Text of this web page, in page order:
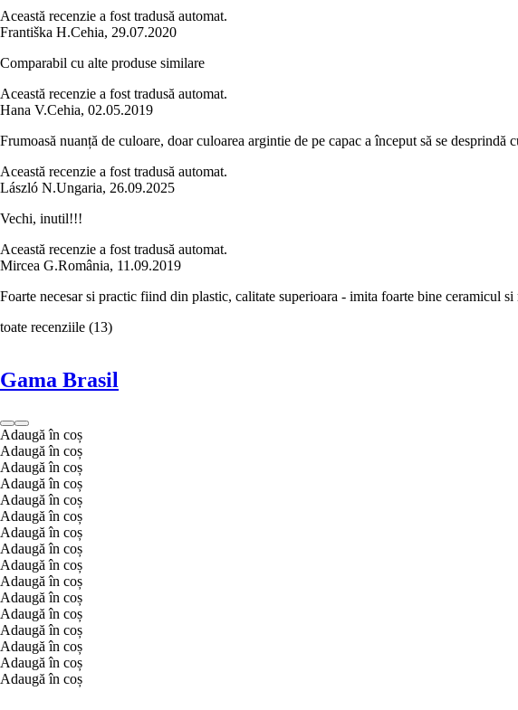
Această recenzie a fost tradusă automat.
Františka H.Cehia, 29.07.2020
Comparabil cu alte produse similare
Această recenzie a fost tradusă automat.
Hana V.Cehia, 02.05.2019
Frumoasă nuanță de culoare, doar culoarea argintie de pe capac a început să se desprindă
Această recenzie a fost tradusă automat.
László N.Ungaria, 26.09.2025
Vechi, inutil!!!
Această recenzie a fost tradusă automat.
Mircea G.România, 11.09.2019
Foarte necesar si practic fiind din plastic, calitate superioara - imita foarte bine ceramicul si
toate recenziile (13)
Gama Brasil
Adaugă în coș
Adaugă în coș
Adaugă în coș
Adaugă în coș
Adaugă în coș
Adaugă în coș
Adaugă în coș
Adaugă în coș
Adaugă în coș
Adaugă în coș
Adaugă în coș
Adaugă în coș
Adaugă în coș
Adaugă în coș
Adaugă în coș
Adaugă în coș